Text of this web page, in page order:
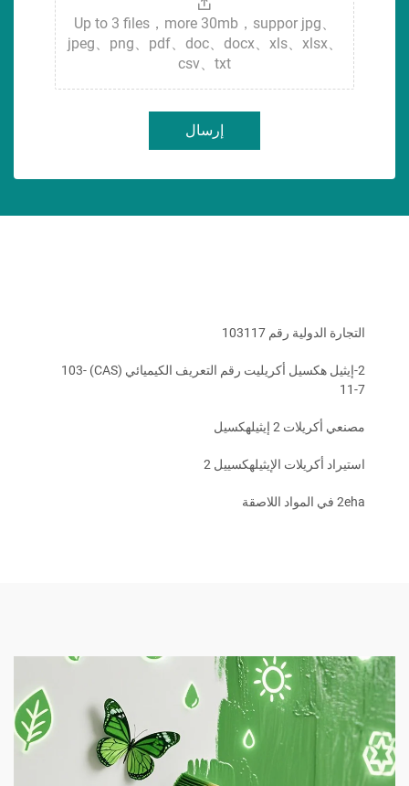
Up to 3 files，more 30mb，suppor jpg、
jpeg、png、pdf、doc、docx、xls、xlsx、
csv、txt
إرسال
التجارة الدولية رقم 103117
‫‫2-إيثيل هكسيل أكريليت رقم التعريف الكيميائي (CAS) 103-
11-7‬
مصنعي أكريلات 2 إيثيلهكسيل
استيراد أكريلات الإيثيلهكسييل 2
2eha في المواد اللاصقة